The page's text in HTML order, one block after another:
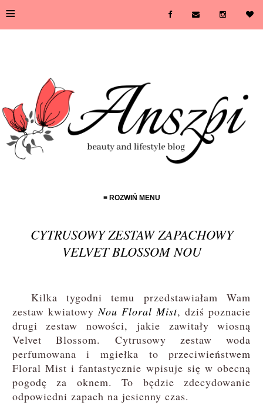
≡
≡ ROZWIŃ MENU
CYTRUSOWY ZESTAW ZAPACHOWY
VELVET BLOSSOM NOU
Kilka tygodni temu przedstawiałam Wam
zestaw kwiatowy Nou Floral Mist, dziś poznacie
drugi zestaw nowości, jakie zawitały wiosną
Velvet Blossom. Cytrusowy zestaw woda
perfumowana i mgiełka to przeciwieństwem
Floral Mist i fantastycznie wpisuje się w obecną
pogodę za oknem. To będzie zdecydowanie
odpowiedni zapach na jesienny czas.